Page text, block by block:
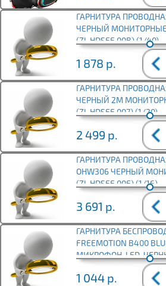
ГАРНИТУРА
ЧЕРНЫЙ МОНИТОРНЫЕ
(ZL.HDSEE.00B) (1/40)
1 878 р.
ГАРНИТУРА
ЧЕРНЫЙ 2М
(ZL.HDSEE.007) (1/20)
2 499 р.
ГАРНИТУРА
OHW306 ЧЕРНЫЙ
(ZL.HDSEE.00E) (1/16)
3 691 р.
ГАРНИТУРА
FREEMOTION B400
МИКРОФОН, LED,
1 044 р.